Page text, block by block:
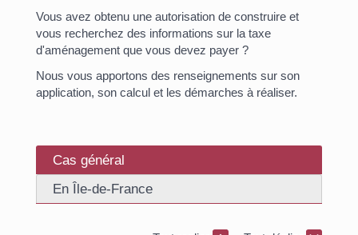
Vous avez obtenu une autorisation de construire et
vous recherchez des informations sur la taxe
d'aménagement que vous devez payer ?
Nous vous apportons des renseignements sur son
application, son calcul et les démarches à réaliser.
Cas général
En Île-de-France